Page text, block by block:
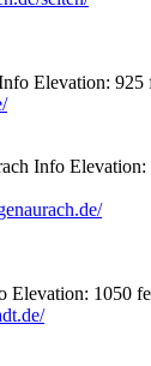
Elevation: 925
Info
1050